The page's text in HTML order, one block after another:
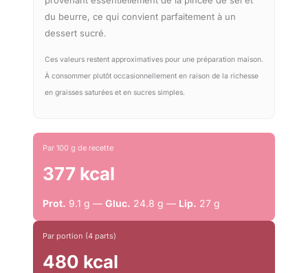
du beurre, ce qui convient parfaitement à un
dessert sucré.
Ces valeurs restent approximatives pour une préparation maison.
À consommer plutôt occasionnellement en raison de la richesse
en graisses saturées et en sucres simples.
Par 100 g de recette
377 kcal
Prot. 9.1 g — Gluc. 24.8 g — Lip. 27 g
Par portion (4 parts)
480 kcal